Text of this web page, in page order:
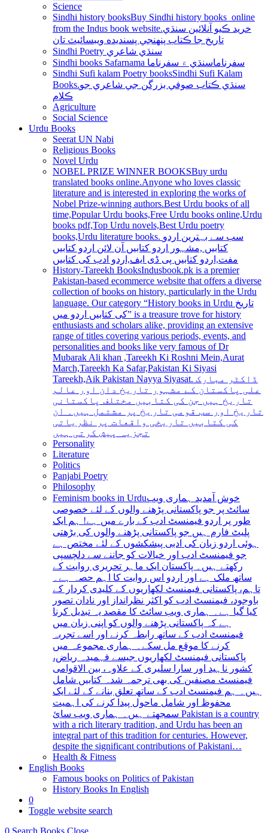
Science
Sindhi history booksBuy Sindhi history books online
from the Indus book website.خريد ڪيو آنلائين سنڌي
تاريخ جا ڪتاب پنھنجي پسنديده ويبسائيٽ تان
Sindhi Poetry سنڌي شاعري
Sindhi books Safarnama سفرناماسنڌي ۾ سفرناما
Sindhi Sufi kalam Poetry booksSindhi Sufi Kalam
Books.سنڌي ڪتاب صوفي بزرگن جي شاعري جو
ڪلام
Agriculture
Social Science
Urdu Books
Seerat UN Nabi
Religious Books
Novel Urdu
NOBEL PRIZE WINNER BOOKSBuy urdu
translated books online.Anyone who loves classic
literature and is interested in exploring the works of
Nobel Prize-winning authors.Best Urdu books of all
time,Popular Urdu books,Free Urdu books online,Urdu
books pdf,Top Urdu novels,Best Urdu poetry
books,Urdu literature books. سب سے بہترین اردو
کتابیں ,مشہور اردو کتابیں آن لائن اردو کتابیں
مفت,اردو کتابیں پی ڈی ایف,اردو ادب کی کتابیں
History-Tareekh BooksIndusbook.pk is a premier
Pakistan-based ecommerce website that offers a diverse
collection of books on history, particularly in the Urdu
language. Our category “History books in Urdu تاریخ
کی کتابیں اردو میں” is a treasure trove for history
enthusiasts and scholars alike, providing an extensive
range of titles covering various periods, events, and
personalities and books like very famous of Dr
Mubarak Ali khan ,Tareekh Ki Roshni Mein,Aurat
March,Tareekh Ka Safar,Pakistan Ki Siyasi
Tareekh,Aik Pakistan Nayya Siyasat. ڈاکٹر مبارک
علی پاکستان کے مشہور تاریخ دان اور عالم
تاریخ ہیں جن کی کتابیں مختلف پاکستانی
تاریخ اور سب قومی تاریخ پر مشتمل ہیں۔ ان
کی کتابیں تاریخی واقعات پر نظریاتی
تجزیہ پیش کرتی ہیں
Personality
Literature
Politics
Panjabi Poetry
Philosophy
Feminism books in Urduخوش آمدید ہماری ویب
سائٹ پر جو پاکستانی پڑھنے والوں کے لئے خصوصی
طور پر اردو فیمنسٹ ادب کے بارے میں ہے! ہم ایک
پلیٹ فارم ہیں جو پاکستانی پڑھنے والوں کی بڑھتی
ہوئی اردو زبان کی ادبی پیشکشوں کے لئے مختص ہے
جو فیمنسٹ ادب اور خیالات کو جاننے سے دلچسپی
رکھتے ہیں۔ پاکستان ایک ماہر تحریری روایت کے
ساتھ ملک ہے اور اردو اس روایت کا اہم حصہ ہے۔
تاہم، پاکستانی فیمنسٹ لکھاریوں کے کلیدی کردار کے
باوجود، فیمنسٹ ادب کو اکثر نظرانداز اور نادان تصور
کیا گیا ہے۔ ہماری ویب سائٹ کا مقصد یہ تبدیل کرنا
ہے کہ پاکستانی پڑھنے والوں کو اپنی زبان میں
فیمنسٹ ادب کے ساتھ رابطہ کرنے اور اسے تجربہ
کرنے کا موقع مل سکے۔ ہماری مجموعہ میں
پاکستانی فیمنسٹ لکھاریوں جیسے فہمیدہ ریاض،
کشور ناہید اور سارا سلیری کے علاوہ، بین الاقوامی
فیمنسٹ مصنفین کی بھی ترجمہ شدہ کتابیں شامل
ہیں۔ ہم فیمنسٹ ادب کے ساتھ تعلق بنانے کے لئے ایک
محفوظ اور شامل ماحول پیدا کرنے کی اہمیت
سمجھتے ہیں۔ ہماری ویب سائ Pakistan is a country
with a rich literary tradition, and Urdu has been an
integral part of this tradition for centuries. However,
despite the significant contributions of Pakistani…
Health & Fitness
English Books
Famous books on Politics of Pakistan
History Books In English
0
Toggle website search
0 Search Books Close